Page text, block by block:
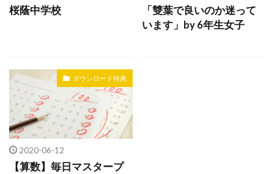
桜蔭中学校
「雙葉で良いのか迷って
います」by 6年生女子
ダウンロード特典
2020-06-12
【算数】毎日マスタープ